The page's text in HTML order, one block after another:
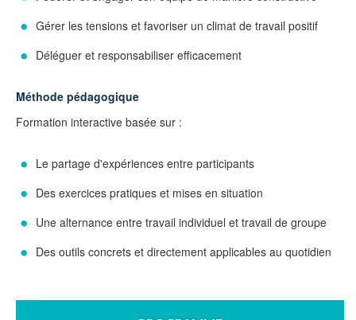
Gérer les tensions et favoriser un climat de travail positif
Déléguer et responsabiliser efficacement
Méthode pédagogique
Formation interactive basée sur :
Le partage d'expériences entre participants
Des exercices pratiques et mises en situation
Une alternance entre travail individuel et travail de groupe
Des outils concrets et directement applicables au quotidien